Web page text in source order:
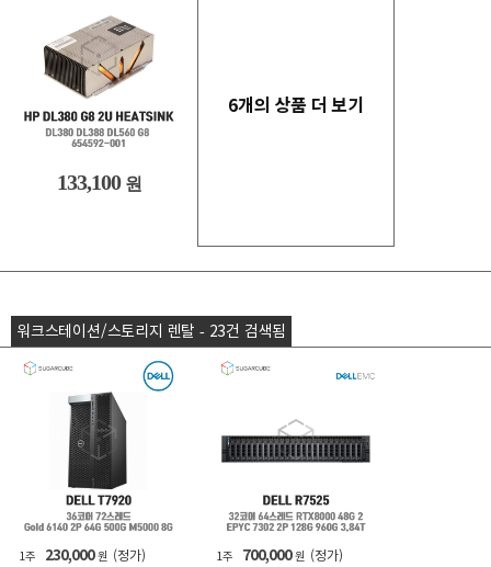
133,100 원
6개의 상품 더 보기
워크스테이션/스토리지 렌탈 - 23건 검색됨
1주 230,000 원 (정가) 1주 700,000 원 (정가)